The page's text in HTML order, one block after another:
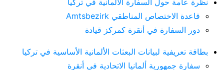
نظرة عامة حول السفارة الالمانية في تركيا
قاعدة الاختصاص المناطقي Amtsbezirk
دور السفارة في أنقرة كمركز قيادة
بطاقة تعريفية لبيانات البعثات الألمانية الأساسية في تركيا
سفارة جمهورية ألمانيا الاتحادية في أنقرة